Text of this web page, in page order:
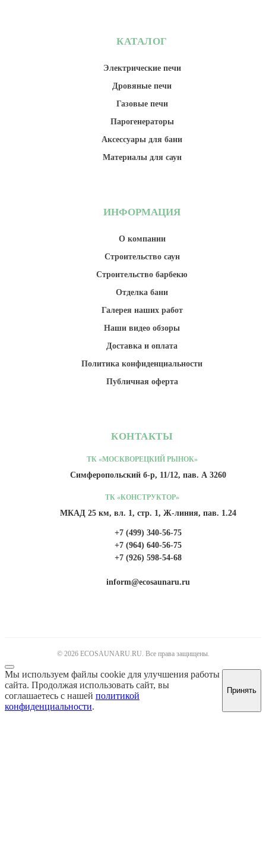
КАТАЛОГ
Электрические печи
Дровяные печи
Газовые печи
Парогенераторы
Аксессуары для бани
Материалы для саун
ИНФОРМАЦИЯ
О компании
Строительство саун
Строительство барбекю
Отделка бани
Галерея наших работ
Наши видео обзоры
Доставка и оплата
Политика конфиденциальности
Публичная оферта
КОНТАКТЫ
ТК «МОСКВОРЕЦКИЙ РЫНОК»
Симферопольский б-р, 11/12, пав. А 3260
ТК «КОНСТРУКТОР»
МКАД 25 км, вл. 1, стр. 1, Ж-линия, пав. 1.24
+7 (499) 340-56-75
+7 (964) 640-56-75
+7 (926) 598-54-68
inform@ecosaunaru.ru
© 2026 ECOSAUNARU.RU. Все права защищены.
Мы используем файлы cookie для улучшения работы
сайта. Продолжая использовать сайт, вы
соглашаетесь с нашей политикой
конфиденциальности.
Принять